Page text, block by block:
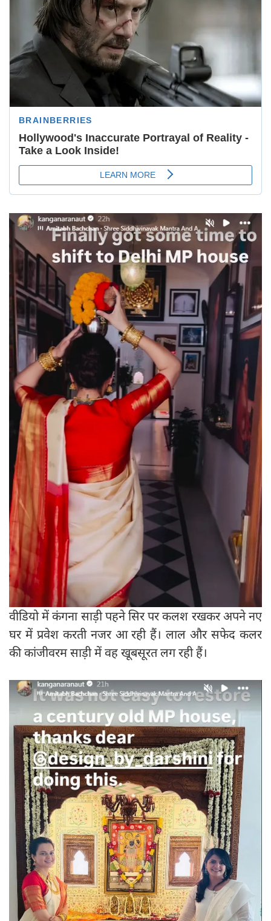
वीडियो में कंगना साड़ी पहने सिर पर कलश रखकर अपने नए
घर में प्रवेश करती नजर आ रही हैं। लाल और सफेद कलर
की कांजीवरम साड़ी में वह खूबसूरत लग रही हैं।